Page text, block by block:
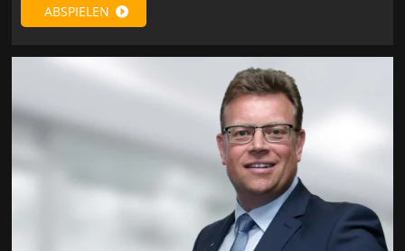
ABSPIELEN